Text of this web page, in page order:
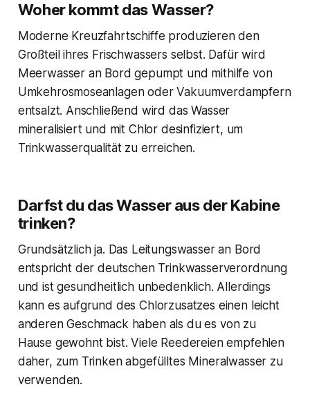
Woher kommt das Wasser?
Moderne Kreuzfahrtschiffe produzieren den
Großteil ihres Frischwassers selbst. Dafür wird
Meerwasser an Bord gepumpt und mithilfe von
Umkehrosmoseanlagen oder Vakuumverdampfern
entsalzt. Anschließend wird das Wasser
mineralisiert und mit Chlor desinfiziert, um
Trinkwasserqualität zu erreichen.
Darfst du das Wasser aus der Kabine
trinken?
Grundsätzlich ja. Das Leitungswasser an Bord
entspricht der deutschen Trinkwasserverordnung
und ist gesundheitlich unbedenklich. Allerdings
kann es aufgrund des Chlorzusatzes einen leicht
anderen Geschmack haben als du es von zu
Hause gewohnt bist. Viele Reedereien empfehlen
daher, zum Trinken abgefülltes Mineralwasser zu
verwenden.